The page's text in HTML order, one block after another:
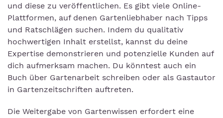
und diese zu veröffentlichen. Es gibt viele Online-
Plattformen, auf denen Gartenliebhaber nach Tipps
und Ratschlägen suchen. Indem du qualitativ
hochwertigen Inhalt erstellst, kannst du deine
Expertise demonstrieren und potenzielle Kunden auf
dich aufmerksam machen. Du könntest auch ein
Buch über Gartenarbeit schreiben oder als Gastautor
in Gartenzeitschriften auftreten.
Die Weitergabe von Gartenwissen erfordert eine